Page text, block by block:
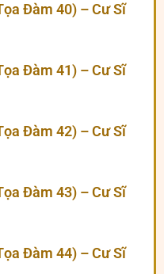
Đàm 40) – Cư Sĩ
Đàm 41) – Cư Sĩ
Đàm 42) – Cư Sĩ
Đàm 43) – Cư Sĩ
Đàm 44) – Cư Sĩ